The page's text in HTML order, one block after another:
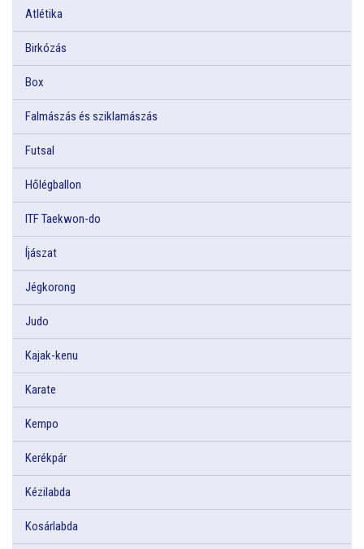
Atlétika
Birkózás
Box
Falmászás és sziklamászás
Futsal
Hőlégballon
ITF Taekwon-do
Íjászat
Jégkorong
Judo
Kajak-kenu
Karate
Kempo
Kerékpár
Kézilabda
Kosárlabda